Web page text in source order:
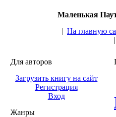
Маленькая
| На главную
|
Для авторов
Загрузить книгу на сайт
Регистрация
Вход
Жанры